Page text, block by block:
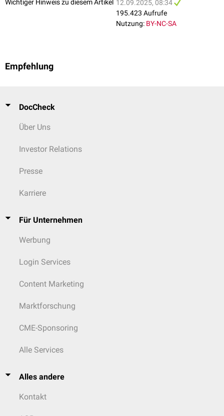
Wichtiger Hinweis zu diesem Artikel 12.09.2025, 08:34
195.423 Aufrufe
Nutzung: BY-NC-SA
Empfehlung
DocCheck
Über Uns
Investor Relations
Presse
Karriere
Für Unternehmen
Werbung
Login Services
Content Marketing
Marktforschung
CME-Sponsoring
Alle Services
Alles andere
Kontakt